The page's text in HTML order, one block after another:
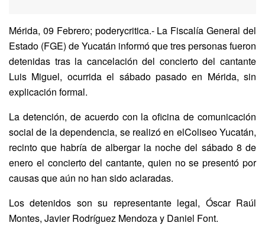
Mérida, 09 Febrero; poderycritica.- La Fiscalía General del
Estado (FGE) de Yucatán informó que tres personas fueron
detenidas tras la cancelación del concierto del cantante
Luis Miguel, ocurrida el sábado pasado en Mérida, sin
explicación formal.
La detención, de acuerdo con la oficina de comunicación
social de la dependencia, se realizó en elColiseo Yucatán,
recinto que habría de albergar la noche del sábado 8 de
enero el concierto del cantante, quien no se presentó por
causas que aún no han sido aclaradas.
Los detenidos son su representante legal, Óscar Raúl
Montes, Javier Rodríguez Mendoza y Daniel Font.